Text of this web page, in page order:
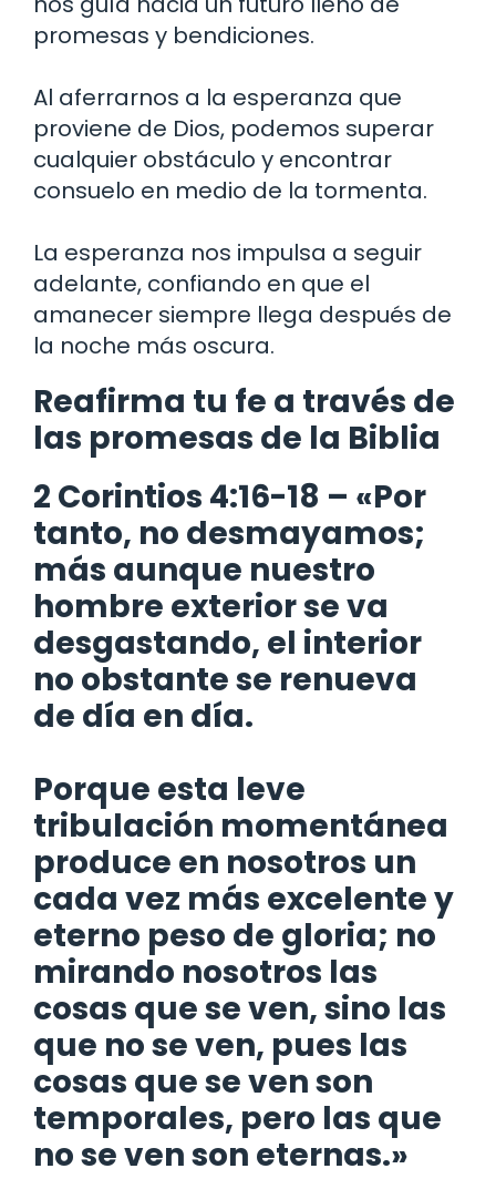
promesas y bendiciones.
Al aferrarnos a la esperanza que
proviene de Dios, podemos superar
cualquier obstáculo y encontrar
consuelo en medio de la tormenta.
La esperanza nos impulsa a seguir
adelante, confiando en que el
amanecer siempre llega después de
la noche más oscura.
Reafirma tu fe a través de
las promesas de la Biblia
2 Corintios 4:16-18 – «Por
tanto, no desmayamos;
más aunque nuestro
hombre exterior se va
desgastando, el interior
no obstante se renueva
de día en día.
Porque esta leve
tribulación momentánea
produce en nosotros un
cada vez más excelente y
eterno peso de gloria; no
mirando nosotros las
cosas que se ven, sino las
que no se ven, pues las
cosas que se ven son
temporales, pero las que
no se ven son eternas.»